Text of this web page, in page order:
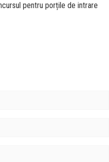
pentru porțile de intrare